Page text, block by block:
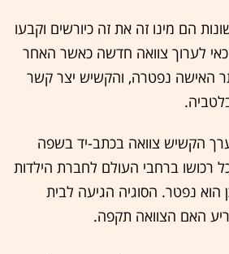
הם מינו זה את זה כיורשים וקבעו
לערוך צוואה חדשה כאשר האחר
האישה נפטרה, והקשיש יצר קשר
הקשיש צוואה בכתב-יד בשפה
רכושו ברחבי העולם לחברת הילדות
הוא נפטר. הסוגיה הגיעה לבית
האם הצוואה תקפה.